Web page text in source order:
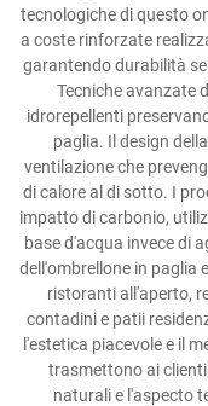
tecnologiche di questo
a coste rinforzate
garantendo durabilità
Tecniche avanzate
idrorepellenti
paglia. Il design
ventilazione che
di calore al di sotto. I
impatto di carbonio,
base d'acqua invece di
dell'ombrellone in paglia
ristoranti all'aperto,
contadini e patii
l'estetica piacevole e il
trasmettono ai
naturali e l'aspecto